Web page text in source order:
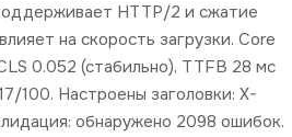
HTTP/2 и сжатие
на скорость загрузки. Core
0.052 (стабильно), TTFB 28 мс
100. Настроены заголовки: X-
обнаружено 2098 ошибок.